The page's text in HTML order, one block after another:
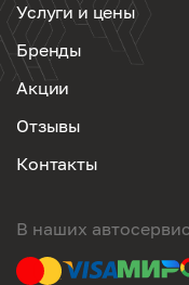
Услуги и цены
Бренды
Акции
Отзывы
Контакты
В наших